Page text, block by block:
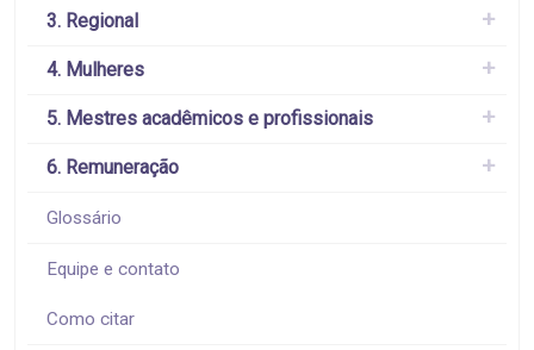
3. Regional
4. Mulheres
5. Mestres acadêmicos e profissionais
6. Remuneração
Glossário
Equipe e contato
Como citar